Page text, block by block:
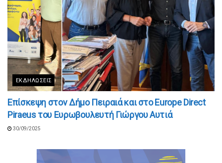
ΕΚΔΗΛΏΣΕΙΣ
Επίσκεψη στον Δήμο Πειραιά και στο Εurope Direct
Piraeus του Ευρωβουλευτή Γιώργου Αυτιά
30/09/2025